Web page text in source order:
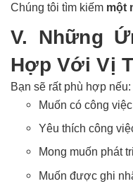
Chúng tôi tìm kiếm một
V. Những
Hợp Với Vị
Bạn sẽ rất phù hợp nếu:
Muốn có công
Yêu thích công
Mong muốn phát
Muốn được ghi